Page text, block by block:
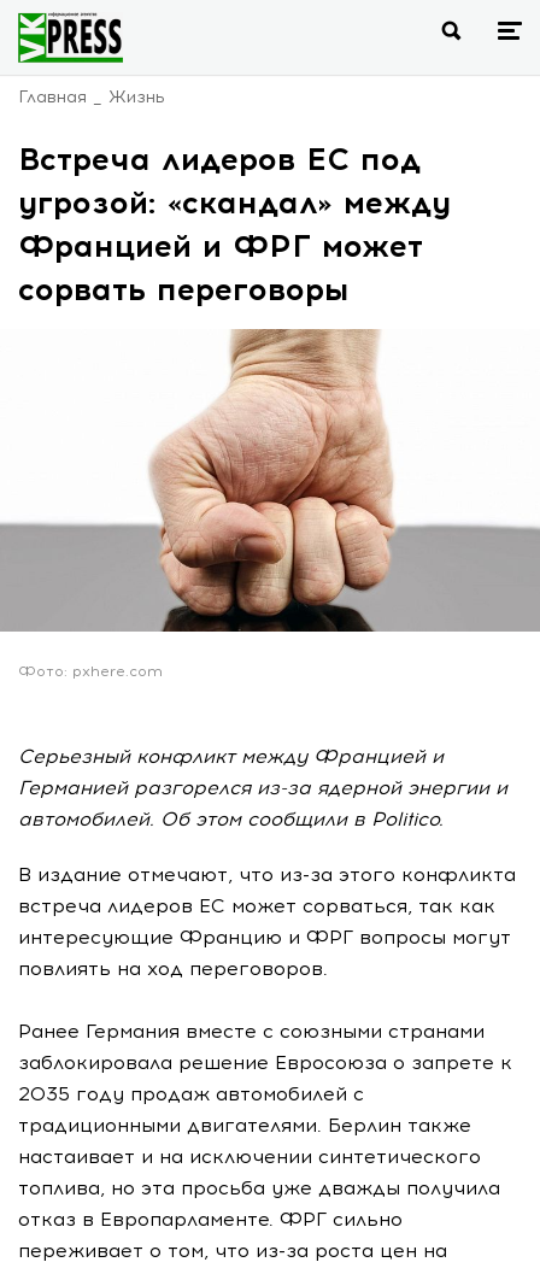
Главная Жизнь
Встреча лидеров ЕС под
угрозой: «скандал» между
Францией и ФРГ может
сорвать переговоры
Фото: pxhere.com
Серьезный конфликт между Францией и
Германией разгорелся из-за ядерной энергии и
автомобилей. Об этом сообщили в Politico.
В издание отмечают, что из-за этого конфликта
встреча лидеров ЕС может сорваться, так как
интересующие Францию и ФРГ вопросы могут
повлиять на ход переговоров.
Ранее Германия вместе с союзными странами
заблокировала решение Евросоюза о запрете к
2035 году продаж автомобилей с
традиционными двигателями. Берлин также
настаивает и на исключении синтетического
топлива, но эта просьба уже дважды получила
отказ в Европарламенте. ФРГ сильно
переживает о том, что из-за роста цен на